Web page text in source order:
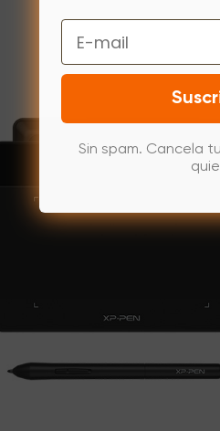
Email
Sin spam. Cancela